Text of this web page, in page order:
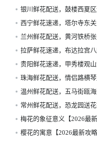
银川鲜花配送，鼓楼西夏
西宁鲜花速递，塔尔寺东
兰州鲜花配送，黄河铁桥
拉萨鲜花速递，布达拉宫
贵阳鲜花速递，甲秀楼观
珠海鲜花配送，情侣路横
温州鲜花配送，五马街瓯
常州鲜花配送，恐龙园送
梅花的象征意义【2026最新
樱花的寓意【2026最新攻略